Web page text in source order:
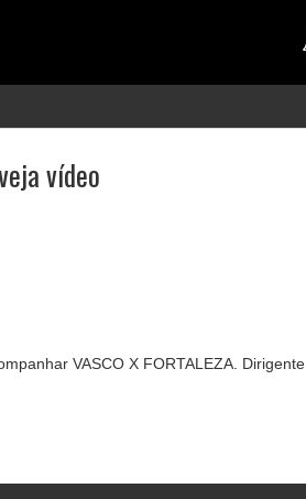
vídeo
VASCO X FORTALEZA. Dirigente